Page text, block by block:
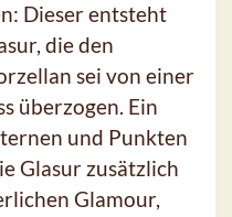
Dieser entsteht
die den
sei von einer
überzogen. Ein
und Punkten
Glasur zusätzlich
Glamour,